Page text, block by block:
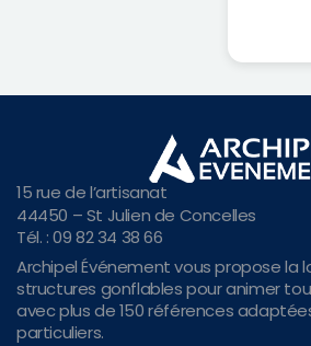
15 rue de l’artisanat
44450 – St Julien de Concelles
Tél. : 09 82 34 38 66
Archipel Événement vous propose la
structures gonflables pour animer
avec plus de 150 références
particuliers.